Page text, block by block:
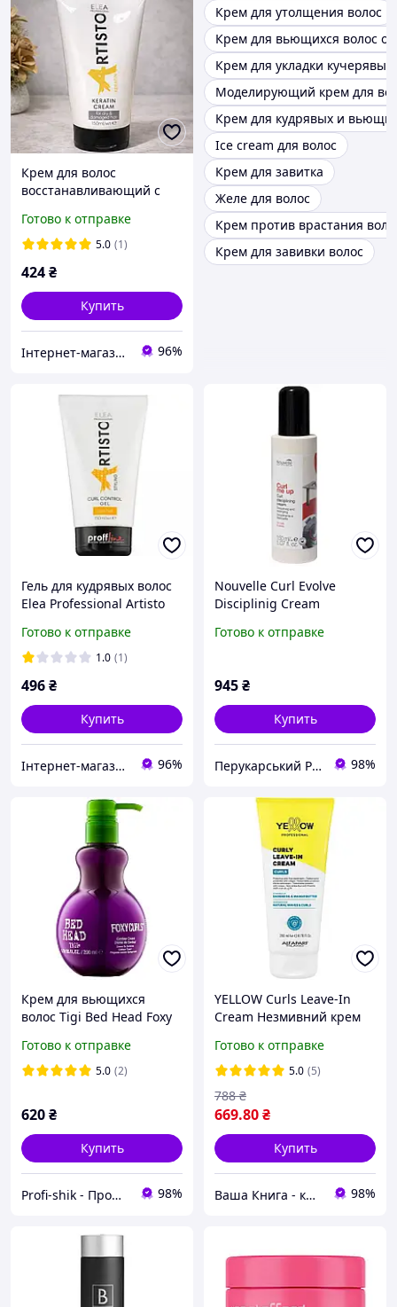
Крем для волос
восстанавливающий с
Professional Artisto
Keratin Cream 150ml
Готово к отправке
5.0 (1)
424₴
Купить
Інтернет-магазин матеріалів для нарощування нігтів та вій 96%
Крем для утолщения волос
Крем для вьющихся волос
Крем для укладки кучерявых
Моделирующий крем для
Крем для кудрявых и
Ice cream для волос
Крем для завитка
Желе для волос
Крем против врастания
Крем для завивки волос
Гель для кудрявых волос
Elea Professional Artisto
Готово к отправке
1.0 (1)
496₴
Купить
Інтернет-магазин матеріалів для нарощування нігтів та вій 96%
Nouvelle Curl Evolve
Disciplinig Cream
крем для вьющихся волос
Готово к отправке
945₴
Купить
Перукарський Рай 98%
Крем для вьющихся
волос Tigi Bed Head Foxy
мл
Готово к отправке
5.0 (2)
620₴
Купить
Profi-shik - Професійна косметика 98%
YELLOW Curls Leave-In
Cream Незмивний крем
200 мл
Готово к отправке
5.0 (5)
669.80₴
788 ₴
Купить
Ваша Книга - книжний интернет-магазин 98%